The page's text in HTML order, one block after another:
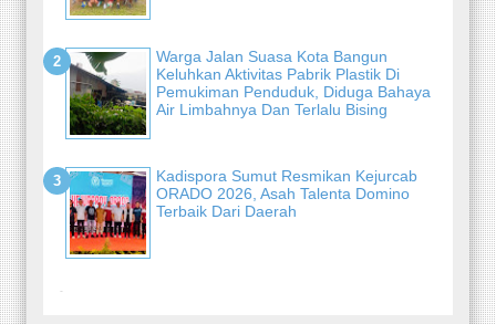
Warga Jalan Suasa Kota Bangun
Keluhkan Aktivitas Pabrik Plastik Di
Pemukiman Penduduk, Diduga Bahaya
Air Limbahnya Dan Terlalu Bising
Kadispora Sumut Resmikan Kejurcab
ORADO 2026, Asah Talenta Domino
Terbaik Dari Daerah
-